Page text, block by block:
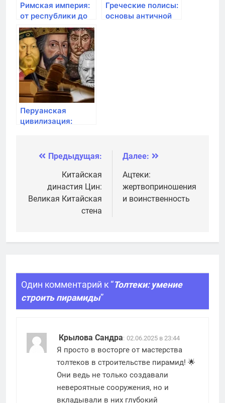
Римская империя:
от республики до
диктатуры
Греческие полисы:
основы античной
Перуанская
цивилизация:
Навигация
записям
Предыдущая:
Китайская
династия Цин:
Великая Китайская
стена
Далее:
Ацтеки:
жертвоприношения
и воинственность
Один комментарий к “Толтеки: умение
строить пирамиды”
Крылова Сандра: 02.06.2025 в 23:44
Я просто в восторге от мастерства
толтеков в строительстве пирамид! 🌟
Они ведь не только создавали
невероятные сооружения, но и
вкладывали в них глубокий